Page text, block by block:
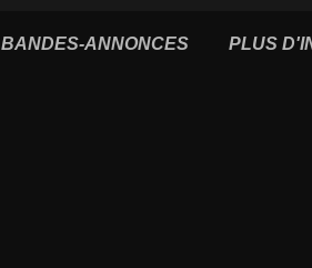
BANDES-ANNONCES PLUS